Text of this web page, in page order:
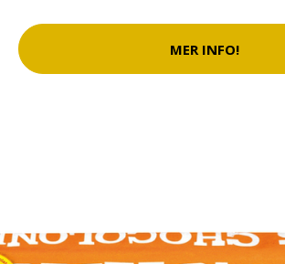
MER INFO!